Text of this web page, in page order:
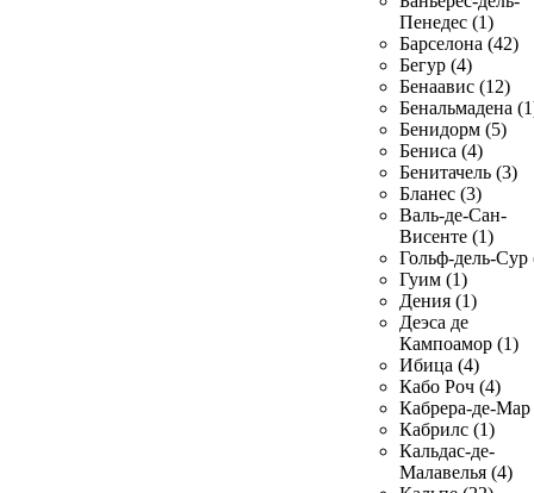
Пенедес (1)
Барселона (42)
Бегур (4)
Бенаавис (12)
Бенальмадена
Бенидорм (5)
Бениса (4)
Бенитачель (3)
Бланес (3)
Валь-де-Сан-
Висенте (1)
Гольф-дель-Сур
Гуим (1)
Дения (1)
Деэса де
Кампоамор (1)
Ибица (4)
Кабо Роч (4)
Кабрера-де-Мар
Кабрилс (1)
Кальдас-де-
Малавелья (4)